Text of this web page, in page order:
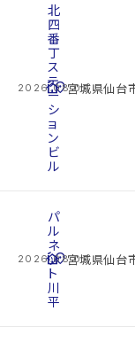
2026.08.07
cottage
北
四
番
丁
ス
テ
ー
シ
ョ
ン
ビ
ル
location_on宮城県仙台
2026.08.07
cottage
パ
ル
ネ
ッ
ト
川
平
location_on宮城県仙台